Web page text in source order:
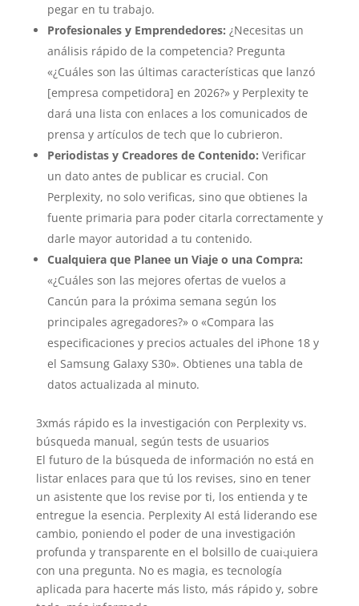
pegar en tu trabajo.
Profesionales y Emprendedores: ¿Necesitas un
análisis rápido de la competencia? Pregunta
«¿Cuáles son las últimas características que lanzó
[empresa competidora] en 2026?» y Perplexity te
dará una lista con enlaces a los comunicados de
prensa y artículos de tech que lo cubrieron.
Periodistas y Creadores de Contenido: Verificar
un dato antes de publicar es crucial. Con
Perplexity, no solo verificas, sino que obtienes la
fuente primaria para poder citarla correctamente y
darle mayor autoridad a tu contenido.
Cualquiera que Planee un Viaje o una Compra:
«¿Cuáles son las mejores ofertas de vuelos a
Cancún para la próxima semana según los
principales agregadores?» o «Compara las
especificaciones y precios actuales del iPhone 18 y
el Samsung Galaxy S30». Obtienes una tabla de
datos actualizada al minuto.
3xmás rápido es la investigación con Perplexity vs.
búsqueda manual, según tests de usuarios
El futuro de la búsqueda de información no está en
listar enlaces para que tú los revises, sino en tener
un asistente que los revise por ti, los entienda y te
entregue la esencia. Perplexity AI está liderando ese
cambio, poniendo el poder de una investigación
profunda y transparente en el bolsillo de cualquiera
con una pregunta. No es magia, es tecnología
aplicada para hacerte más listo, más rápido y, sobre